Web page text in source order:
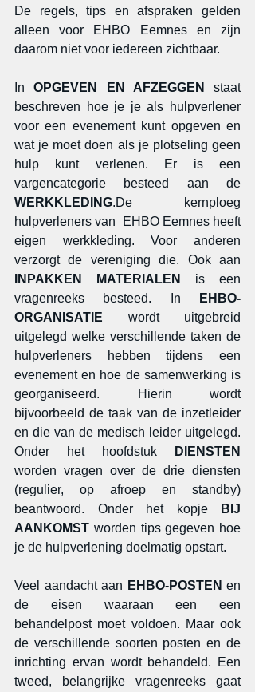
De regels, tips en afspraken gelden
alleen voor EHBO Eemnes en zijn
daarom niet voor iedereen zichtbaar.
In OPGEVEN EN AFZEGGEN
staat
beschreven hoe je je als hulpverlener
voor een evenement kunt opgeven en
wat je moet doen als je plotseling geen
hulp kunt verlenen. Er is een
WERKKLEDING.De kernploeg
hulpverleners van  EHBO Eemnes heeft
eigen werkkleding. Voor anderen
INPAKKEN MATERIALEN
is een
vragenreeks besteed. In
EHBO-
ORGANISATIE wordt uitgebreid
uitgelegd welke verschillende taken de
hulpverleners hebben tijdens een
evenement en hoe de samenwerking is
georganiseerd. Hierin wordt
bijvoorbeeld de taak van de inzetleider
en die van de medisch leider uitgelegd.
Onder het hoofdstuk
DIENSTEN
worden vragen over de drie diensten
(regulier, op afroep en standby)
beantwoord. Onder het kopje
BIJ
AANKOMST worden tips gegeven hoe
je de hulpverlening doelmatig opstart.
Veel aandacht aan EHBO-POSTEN en
de eisen waaraan een een
behandelpost moet voldoen. Maar ook
de verschillende soorten posten en de
inrichting ervan wordt behandeld. Een
tweed, belangrijke vragenreeks gaat